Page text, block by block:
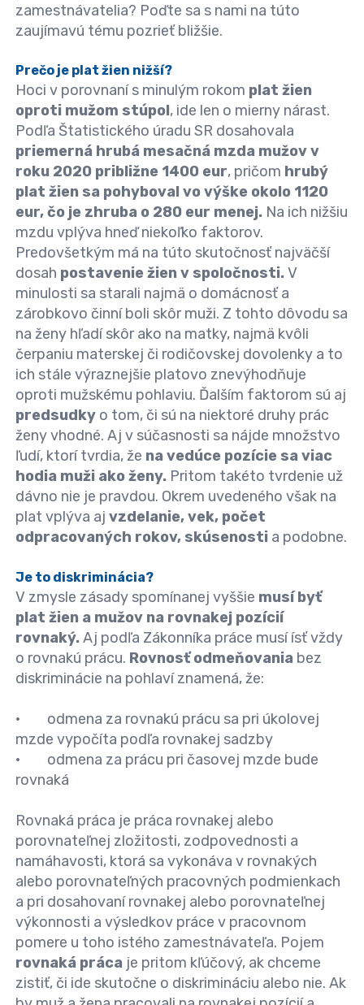
zamestnávatelia? Poďte sa s nami na túto
zaujímavú tému pozrieť bližšie.
Prečo je plat žien nižší?
Hoci v porovnaní s minulým rokom plat žien
oproti mužom stúpol, ide len o mierny nárast.
Podľa Štatistického úradu SR dosahovala
priemerná hrubá mesačná mzda mužov v
roku 2020 približne 1400 eur, pričom hrubý
plat žien sa pohyboval vo výške okolo 1120
eur, čo je zhruba o 280 eur menej. Na ich nižšiu
mzdu vplýva hneď niekoľko faktorov.
Predovšetkým má na túto skutočnosť najväčší
dosah postavenie žien v spoločnosti. V
minulosti sa starali najmä o domácnosť a
zárobkovo činní boli skôr muži. Z tohto dôvodu sa
na ženy hľadí skôr ako na matky, najmä kvôli
čerpaniu materskej či rodičovskej dovolenky a to
ich stále výraznejšie platovo znevýhodňuje
oproti mužskému pohlaviu. Ďalším faktorom sú aj
predsudkyo tom, či sú na niektoré druhy prác
ženy vhodné. Aj v súčasnosti sa nájde množstvo
ľudí, ktorí tvrdia, že na vedúce pozície sa viac
hodia muži ako ženy. Pritom takéto tvrdenie už
dávno nie je pravdou. Okrem uvedeného však na
plat vplýva aj vzdelanie, vek, počet
odpracovaných rokov, skúsenosti a podobne.
Je to diskriminácia?
V zmysle zásady spomínanej vyššie musí byť
plat žien a mužov na rovnakej pozícií
rovnaký. Aj podľa Zákonníka práce musí ísť vždy
o rovnakú prácu. Rovnosťodmeňovania bez
diskriminácie na pohlaví znamená, že:
• odmena za rovnakú prácu sa pri úkolovej
mzde vypočíta podľa rovnakej sadzby
• odmena za prácu pri časovej mzde bude
rovnaká
Rovnaká práca je práca rovnakej alebo
porovnateľnej zložitosti, zodpovednosti a
namáhavosti, ktorá sa vykonáva v rovnakých
alebo porovnateľných pracovných podmienkach
a pri dosahovaní rovnakej alebo porovnateľnej
výkonnosti a výsledkov práce v pracovnom
pomere u toho istého zamestnávateľa. Pojem
rovnaká práca je pritom kľúčový, ak chceme
zistiť, či ide skutočne o diskrimináciu alebo nie. Ak